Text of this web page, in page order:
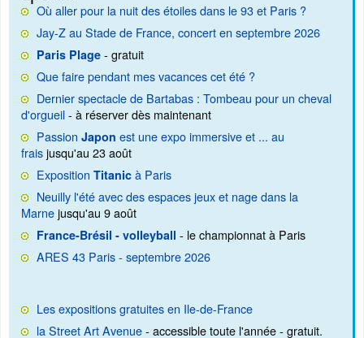
Où aller pour la nuit des étoiles dans le 93 et Paris ?
Jay-Z au Stade de France, concert en septembre 2026
Paris Plage - gratuit
Que faire pendant mes vacances cet été ?
Dernier spectacle de Bartabas : Tombeau pour un cheval
d'orgueil- à réserver dès maintenant
Passion Japon est une expo immersive et ... au
fraisjusqu'au 23 août
Exposition Titanic à Paris
Neuilly l'été avec des espaces jeux et nage dans la
Marnejusqu'au 9 août
France-Brésil - volleyball - le championnat à Paris
ARES 43 Paris - septembre 2026
Les expositions gratuites en Ile-de-France
la Street Art Avenue- accessible toute l'année - gratuit.